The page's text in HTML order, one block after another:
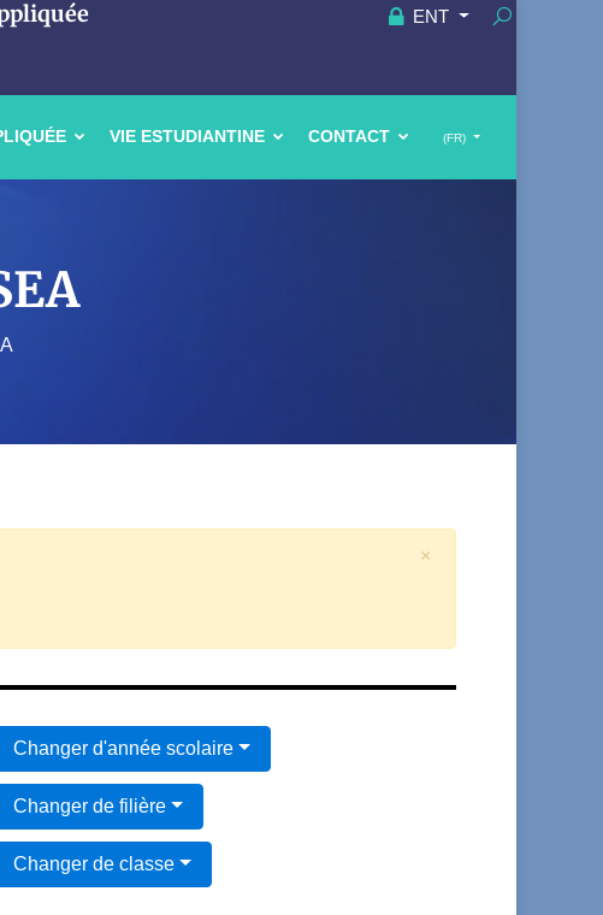
ENT
(FR)
VIE ESTUDIANTINE CONTACT
×
Changer d'année scolaire
Changer de filière
Changer de classe